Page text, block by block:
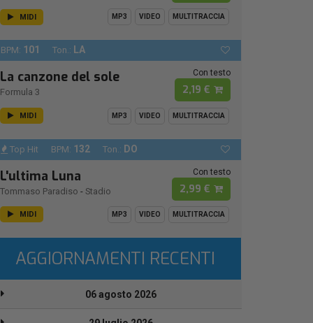
MIDI MP3 VIDEO MULTITRACCIA
BPM: 101 Ton.: LA
La canzone del sole
Formula 3
Con testo
2,19 €
MIDI MP3 VIDEO MULTITRACCIA
Top Hit BPM: 132 Ton.: DO
L'ultima Luna
Tommaso Paradiso - Stadio
Con testo
2,99 €
MIDI MP3 VIDEO MULTITRACCIA
AGGIORNAMENTI RECENTI
06 agosto 2026